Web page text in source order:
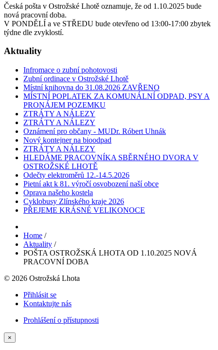
Česká pošta v Ostrožské Lhotě oznamuje, že od 1.10.2025 bude
nová pracovní doba.
V PONDĚLÍ a ve STŘEDU bude otevřeno od 13:00-17:00 zbytek
týdne dle zvyklostí.
Aktuality
Infromace o zubní pohotovosti
Zubní ordinace v Ostrožské Lhotě
Místní knihovna do 31.08.2026 ZAVŘENO
MÍSTNÍ POPLATEK ZA KOMUNÁLNÍ ODPAD, PSY A
PRONÁJEM POZEMKU
ZTRÁTY A NÁLEZY
ZTRÁTY A NÁLEZY
Oznámení pro občany - MUDr. Róbert Uhnák
Nový kontejner na bioodpad
ZTRÁTY A NÁLEZY
HLEDÁME PRACOVNÍKA SBĚRNÉHO DVORA V
OSTROŽSKÉ LHOTĚ
Odečty elektroměrů 12.-14.5.2026
Pietní akt k 81. výročí osvobození naší obce
Oprava našeho kostela
Cyklobusy Zlínského kraje 2026
PŘEJEME KRÁSNÉ VELIKONOCE
Home /
Aktuality /
POŠTA OSTROŽSKÁ LHOTA OD 1.10.2025 NOVÁ
PRACOVNÍ DOBA
© 2026 Ostrožská Lhota
Přihlásit se
Kontaktujte nás
Prohlášení o přístupnosti
×